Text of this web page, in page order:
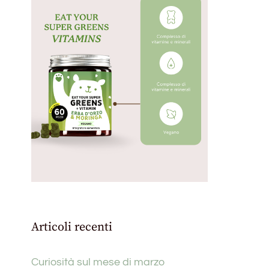
Articoli recenti
Curiosità sul mese di marzo